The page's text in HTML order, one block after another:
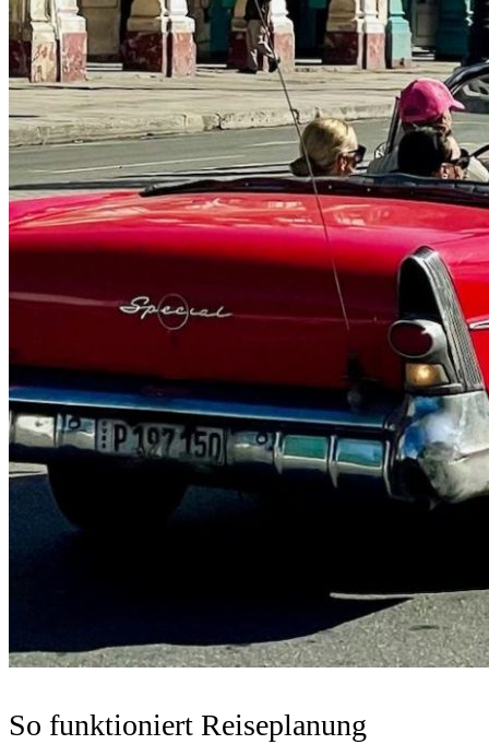
So funktioniert Reiseplanung